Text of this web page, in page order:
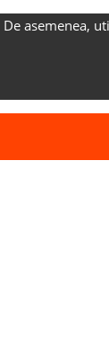
De asemenea,